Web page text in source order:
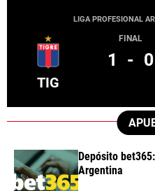
LIGA PROFESIONAL
TIG
FINAL
1 - 0
Depósito
Argentina